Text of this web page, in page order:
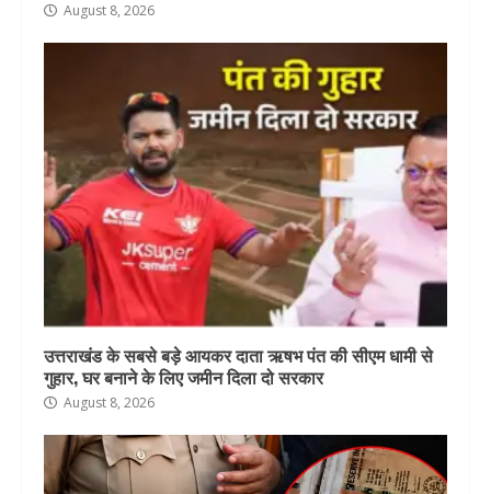
August 8, 2026
उत्तराखंड के सबसे बड़े आयकर दाता ऋषभ पंत की सीएम धामी से
गुहार, घर बनाने के लिए जमीन दिला दो सरकार
August 8, 2026